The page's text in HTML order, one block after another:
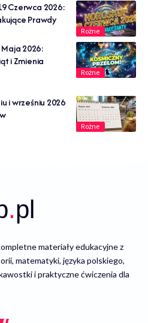
Rożne
Czerwca 2026:
Prawdy
Rożne
2026:
i Zmienia
Rożne
i wrześniu 2026
materiały edukacyjne z
matematyki, języka polskiego,
i praktyczne ćwiczenia dla